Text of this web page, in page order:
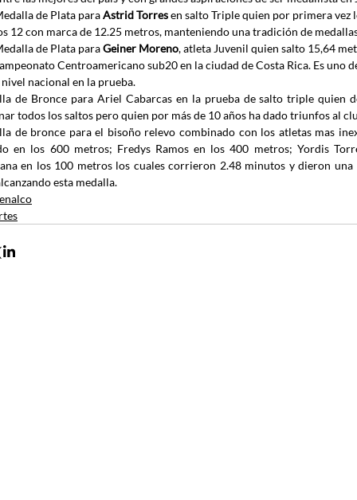
de Plata para Astrid Torres en salto Triple quien por primera
12 con marca de 12.25 metros, manteniendo una tradición de
de Plata para Geiner Moreno, atleta Juvenil quien salto 15,64
Centroamericano sub20 en la ciudad de Costa Rica. Es uno
nivel nacional en la prueba.
de Bronce para Ariel Cabarcas en la prueba de salto triple quien
todos los saltos pero quien por más de 10 años ha dado triunfos al
de bronce para el bisoño relevo combinado con los atletas mas
en los 600 metros; Fredys Ramos en los 400 metros; Yordis
en los 100 metros los cuales corrieron 2.48 minutos y dieron
esta medalla.